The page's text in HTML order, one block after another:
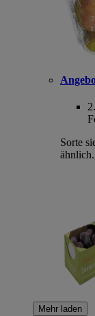
Sorte
Mehr laden